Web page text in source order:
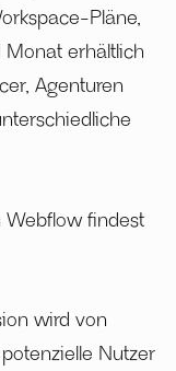
Pläne,
erhältlich
Agenturen
Webflow findest
wird von
Nutzer